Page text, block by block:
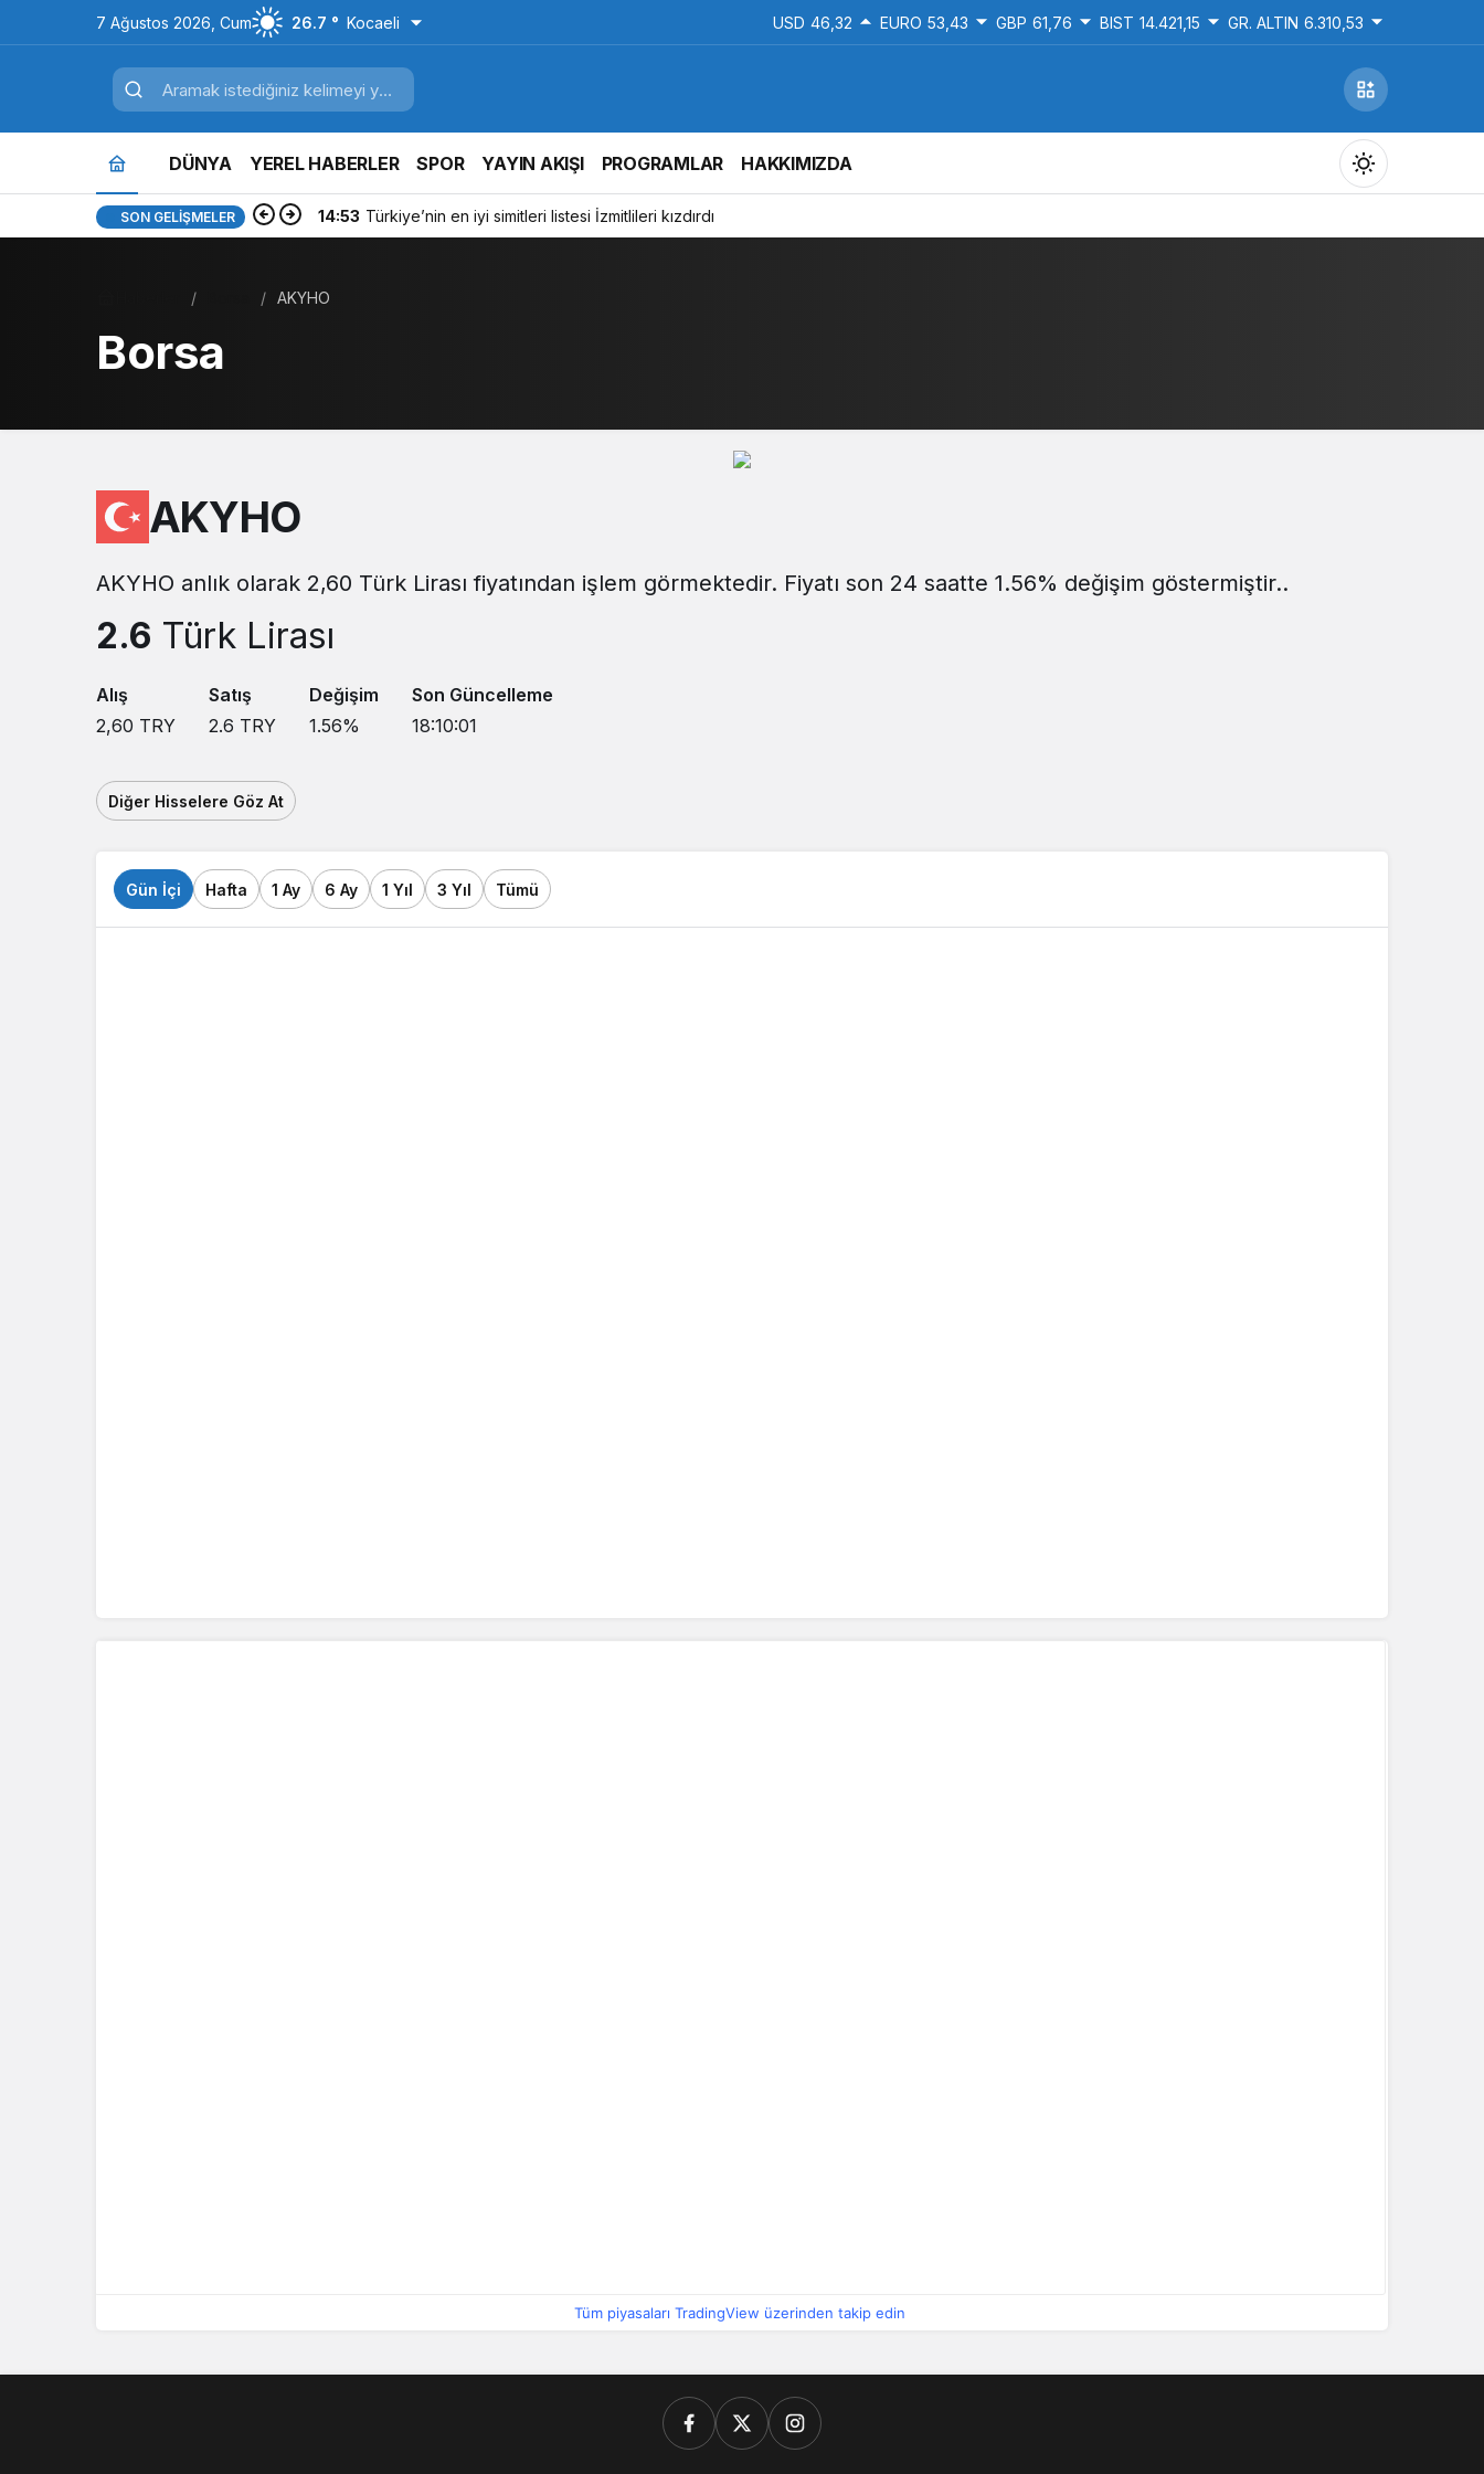
7 Ağustos 2026, Cum 26.7 ° Kocaeli USD 46,32 EURO 53,43 GBP 61,76 BIST 14.421,15 GR. ALTIN 6.310,53
DÜNYA YEREL HABERLER SPOR YAYIN AKIŞI PROGRAMLAR HAKKIMIZDA
Gece Modu
SON GELIŞMELER 14:53 Türkiye’nin en iyi simitleri listesi İzmitlileri kızdırdı
AKYHO
Borsa
AKYHO
AKYHO anlık olarak 2,60 Türk Lirası fiyatından işlem görmektedir. Fiyatı son 24 saatte 1.56% değişim göstermiştir..
2.6 Türk Lirası
Alış
2,60 TRY
Satış
2.6 TRY
Değişim
1.56%
Son Güncelleme
18:10:01
Diğer Hisselere Göz At
Gün İçi Hafta 1 Ay 6 Ay 1 Yıl 3 Yıl Tümü
Tüm piyasaları TradingView üzerinden takip edin